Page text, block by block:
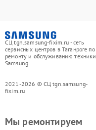
СЦ tgn.samsung-fixim.ru - сеть
сервисных центров в Таганроге по
ремонту и обслуживанию техники
Samsung
2021-2026 © СЦ tgn.samsung-
fixim.ru
Мы ремонтируем